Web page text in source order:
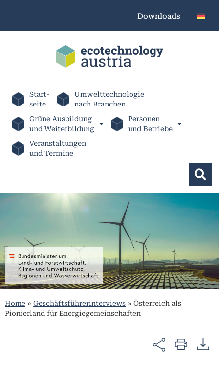
Downloads
Start-
seite
Umwelttechnologie
nach Branchen
Grüne Ausbildung
und Weiterbildung
Personen
und Betriebe
Veranstaltungen
und Termine
Home » Geschäftsführerinterviews » Österreich als
Pionierland für Energiegemeinschaften